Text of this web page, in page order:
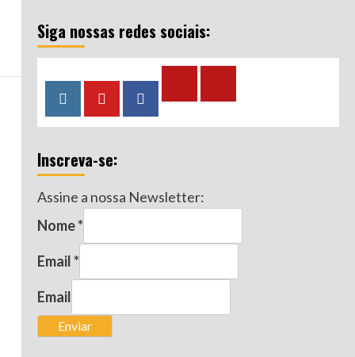
Siga nossas redes sociais:
InstagramYouTubeFacebook
(INSS)
Inscreva-se:
Assine a nossa Newsletter:
Nome*
Email*
Email
Enviar